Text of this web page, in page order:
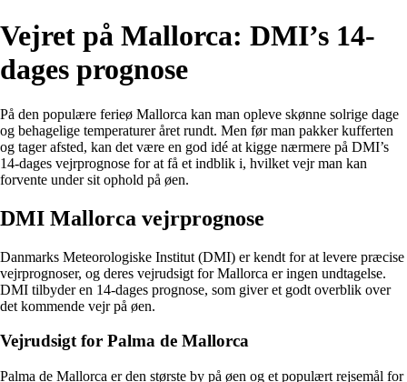
Vejret på Mallorca: DMI’s 14-
dages prognose
På den populære ferieø Mallorca kan man opleve skønne solrige dage
og behagelige temperaturer året rundt. Men før man pakker kufferten
og tager afsted, kan det være en god idé at kigge nærmere på DMI’s
14-dages vejrprognose for at få et indblik i, hvilket vejr man kan
forvente under sit ophold på øen.
DMI Mallorca vejrprognose
Danmarks Meteorologiske Institut (DMI) er kendt for at levere præcise
vejrprognoser, og deres vejrudsigt for Mallorca er ingen undtagelse.
DMI tilbyder en 14-dages prognose, som giver et godt overblik over
det kommende vejr på øen.
Vejrudsigt for Palma de Mallorca
Palma de Mallorca er den største by på øen og et populært rejsemål for